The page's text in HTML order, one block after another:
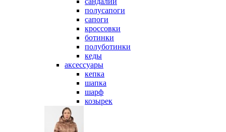
полусапоги
сапоги
кроссовки
ботинки
полуботинки
кеды
аксессуары
кепка
шапка
шарф
козырек